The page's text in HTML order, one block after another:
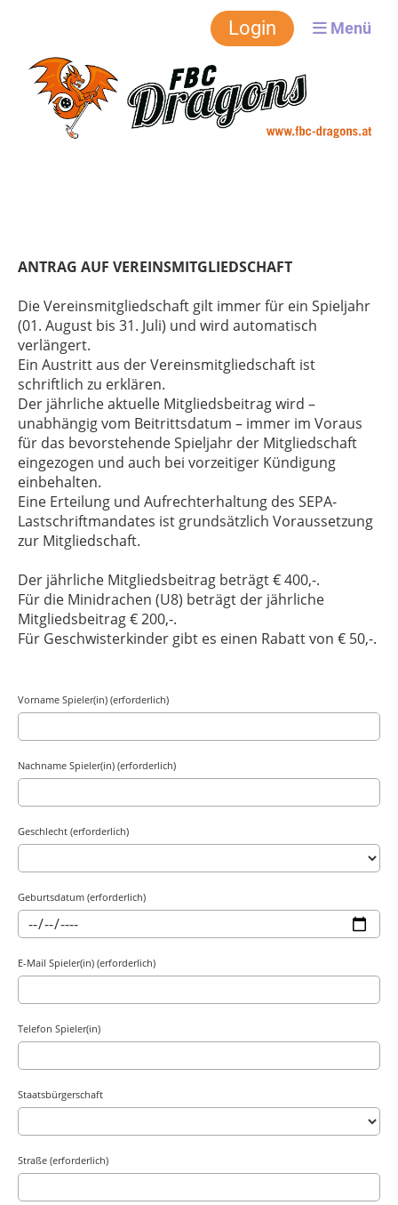
Login Menü
ANTRAG AUF VEREINSMITGLIEDSCHAFT
Die Vereinsmitgliedschaft gilt immer für ein Spieljahr
(01. August bis 31. Juli) und wird automatisch
verlängert.
Ein Austritt aus der Vereinsmitgliedschaft ist
schriftlich zu erklären.
Der jährliche aktuelle Mitgliedsbeitrag wird –
unabhängig vom Beitrittsdatum – immer im Voraus
für das bevorstehende Spieljahr der Mitgliedschaft
eingezogen und auch bei vorzeitiger Kündigung
einbehalten.
Eine Erteilung und Aufrechterhaltung des SEPA-
Lastschriftmandates ist grundsätzlich Voraussetzung
zur Mitgliedschaft.
Der jährliche Mitgliedsbeitrag beträgt € 400,-.
Für die Minidrachen (U8) beträgt der jährliche
Mitgliedsbeitrag € 200,-.
Für Geschwisterkinder gibt es einen Rabatt von € 50,-.
Vorname Spieler(in) (erforderlich)
Nachname Spieler(in) (erforderlich)
Geschlecht (erforderlich)
Geburtsdatum (erforderlich)
E-Mail Spieler(in) (erforderlich)
Telefon Spieler(in)
Staatsbürgerschaft
Straße (erforderlich)